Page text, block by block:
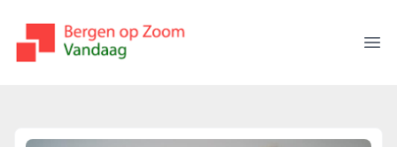
bergenopzoomvandaag.nl